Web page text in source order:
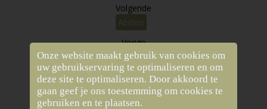
Volgende
Abelen
Vorige
Populier aan de Hellingwal
Onze website maakt gebruik van cookies om
uw gebruikservaring te optimaliseren en om
deze site te optimaliseren. Door akkoord te
gaan geef je ons toestemming om cookies te
gebruiken en te plaatsen.